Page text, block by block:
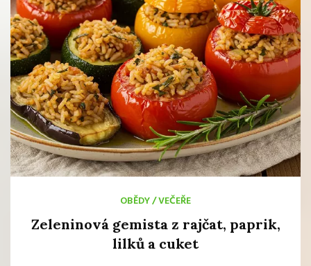
OBĚDY/VEČEŘE
Zeleninová gemista z rajčat, paprik,
lilků a cuket